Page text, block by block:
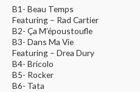
B1- Beau Temps
Featuring – Rad Cartier
B2- Ça M’époustoufle
B3- Dans Ma Vie
Featuring – Drea Dury
B4- Bricolo
B5- Rocker
B6- Tata